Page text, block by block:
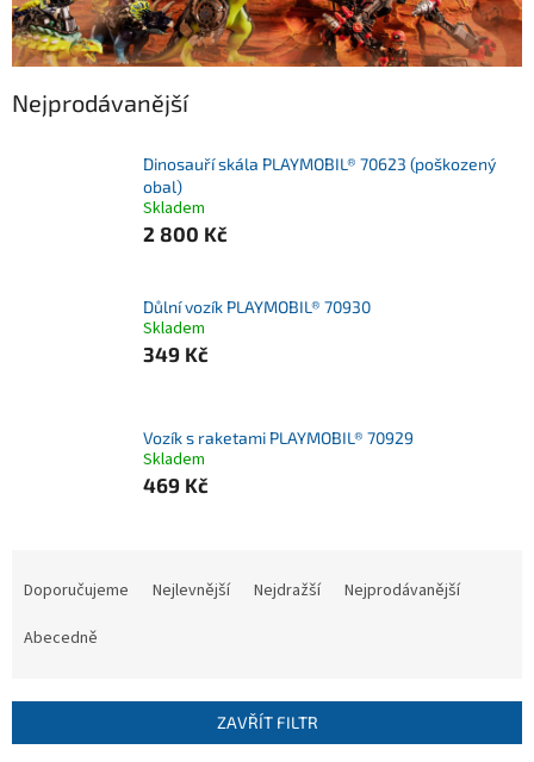
Nejprodávanější
Dinosauří skála PLAYMOBIL® 70623 (poškozený
obal)
Skladem
2 800 Kč
Důlní vozík PLAYMOBIL® 70930
Skladem
349 Kč
Vozík s raketami PLAYMOBIL® 70929
Skladem
469 Kč
r
Doporučujeme Nejlevnější Nejdražší
Nejprodávanější
Abecedně
ZAVŘÍT FILTR